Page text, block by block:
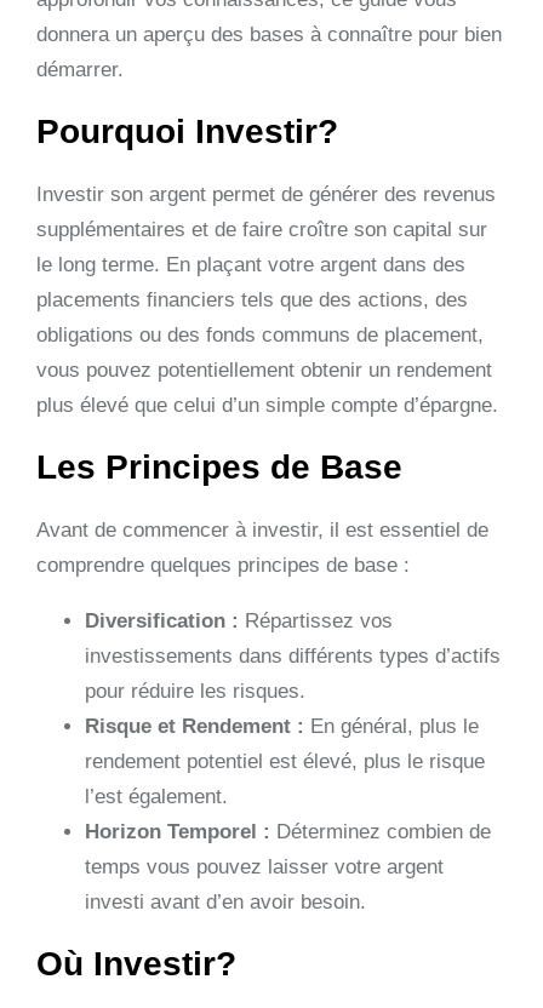
donnera un aperçu des bases à connaître pour bien
démarrer.
Pourquoi Investir?
Investir son argent permet de générer des revenus
supplémentaires et de faire croître son capital sur
le long terme. En plaçant votre argent dans des
placements financiers tels que des actions, des
obligations ou des fonds communs de placement,
vous pouvez potentiellement obtenir un rendement
plus élevé que celui d’un simple compte d’épargne.
Les Principes de Base
Avant de commencer à investir, il est essentiel de
comprendre quelques principes de base :
Diversification : Répartissez vos
investissements dans différents types d’actifs
pour réduire les risques.
Risque et Rendement : En général, plus le
rendement potentiel est élevé, plus le risque
l’est également.
Horizon Temporel : Déterminez combien de
temps vous pouvez laisser votre argent
investi avant d’en avoir besoin.
Où Investir?